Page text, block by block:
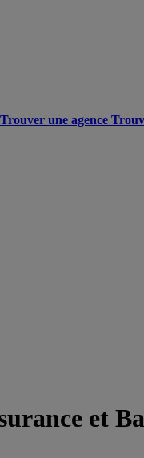
Trouver une agence
et